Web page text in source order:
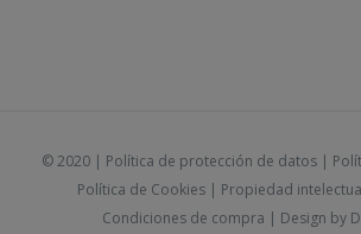
© 2020 | Política de protección de datos |
Política de Cookies| Propiedad
Condiciones de compra | Design by